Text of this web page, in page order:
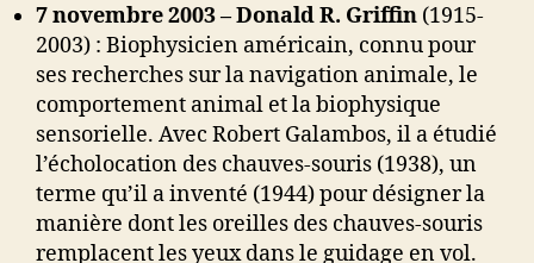
7 novembre 2003 – Donald R. Griffin (1915-
2003) : Biophysicien américain, connu pour
ses recherches sur la navigation animale, le
comportement animal et la biophysique
sensorielle. Avec Robert Galambos, il a étudié
l’écholocation des chauves-souris (1938), un
terme qu’il a inventé (1944) pour désigner la
manière dont les oreilles des chauves-souris
remplacent les yeux dans le guidage en vol.